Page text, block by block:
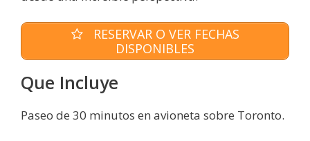
RESERVAR O VER FECHAS
DISPONIBLES
Que Incluye
Paseo de 30 minutos en avioneta sobre Toronto.